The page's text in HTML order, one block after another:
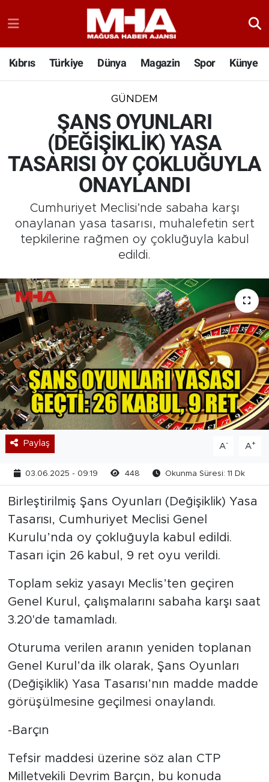
Kıbrıs Türkiye Dünya Magazin Spor Künye
GÜNDEM
ŞANS OYUNLARI
(DEĞİŞİKLİK) YASA
TASARISI OY ÇOKLUĞUYLA
ONAYLANDI
Cumhuriyet Meclisi’nde sabaha karşı
onaylanan yasa tasarısı, muhalefetin sert
tepkilerine rağmen oy çokluğuyla kabul
edildi.
Paylaş A- A+
03.06.2025 - 09:19 448 Okunma Süresi: 11 Dk
Birleştirilmiş Şans Oyunları (Değişiklik) Yasa
Tasarısı, Cumhuriyet Meclisi Genel
Kurulu’nda oy çokluğuyla kabul edildi.
Tasarı için 26 kabul, 9 ret oyu verildi.
Toplam sekiz yasayı Meclis’ten geçiren
Genel Kurul, çalışmalarını sabaha karşı saat
3.20'de tamamladı.
Oturuma verilen aranın yeniden toplanan
Genel Kurul’da ilk olarak, Şans Oyunları
(Değişiklik) Yasa Tasarısı’nın madde madde
görüşülmesine geçilmesi onaylandı.
-Barçın
Tefsir maddesi üzerine söz alan CTP
Milletvekili Devrim Barçın, bu konuda